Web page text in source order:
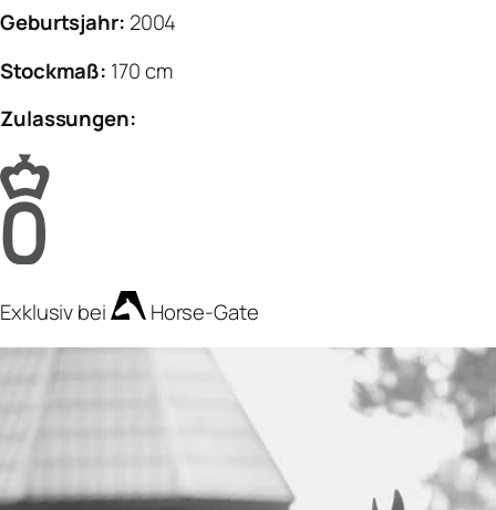
Geburtsjahr: 2004
Stockmaß: 170 cm
Zulassungen:
Exklusiv bei Horse-Gate